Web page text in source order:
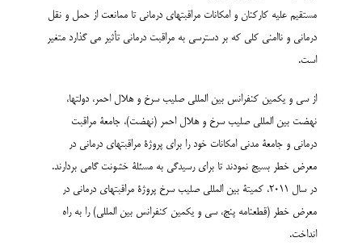
مستقیم علیه کارکنان و امکانات مراقبتهای درمانی تا ممانعت از حمل و نقل
درمانی و ناامنی کلی که بر دسترسی به مراقبت درمانی تأثیر می گذارد متغیر
است.
از سی و یکمین کنفرانس بین المللی صلیب سرخ و هلال احمر، دولتها،
نهضت بین المللی صلیب سرخ و هلال احمر (نهضت)، جامعۀ مراقبت
درمانی و جامعۀ مدنی امکانات خود را برای پروژۀ مراقبتهای درمانی در
معرض خطر بسیج نمودند تا برای رسیدگی به مسئلۀ خشونت گامی بردارند.
در سال 2011، کمیتۀ بین المللی صلیب سرخ پروژۀ مراقبتهای درمانی در
معرض خطر (قطعنامه پنج، سی و یکمین کنفرانس بین المللی) را به راه
انداخت.